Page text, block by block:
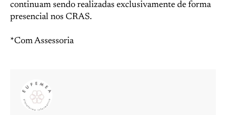
continuam sendo realizadas exclusivamente de forma
presencial nos CRAS.
*Com Assessoria